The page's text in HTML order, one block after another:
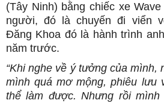
(Tây Ninh) bằng chiếc xe
người, đó là chuyến đi viển
Đăng Khoa đó là hành trình
năm trước.
“Khi nghe về ý tưởng của mình,
mình quá mơ mộng, phiêu lưu
thể làm được. Nhưng rồi